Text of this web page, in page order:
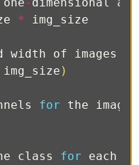
* img_size
width of images
img_size )
for the images
class for each